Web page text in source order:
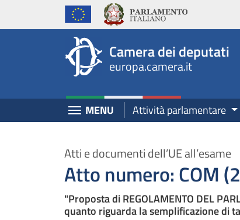
Europa, Camera dei Deputati -
Salta al contenuto principale
Salta al menu di navigazione
Camera dei deputati
europa.camera.it
MENU
EspandiAttività parlamentare
Atti e documenti dell’UE all’esame
Atto numero: COM
"Proposta di REGOLAMENTO DEL
quanto riguarda la semplificazione di
Navigazione pagine di servizio
Salta al contenuto principale
Salta al menu di navigazione
Vai a inizio pagina